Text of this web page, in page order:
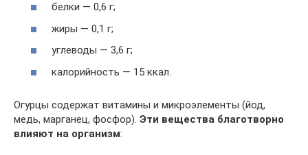
белки — 0,6 г;
жиры — 0,1 г;
углеводы — 3,6 г;
калорийность — 15 ккал.
Огурцы содержат витамины и микроэлементы (йод,
медь, марганец, фосфор). Эти вещества благотворно
влияют на организм: